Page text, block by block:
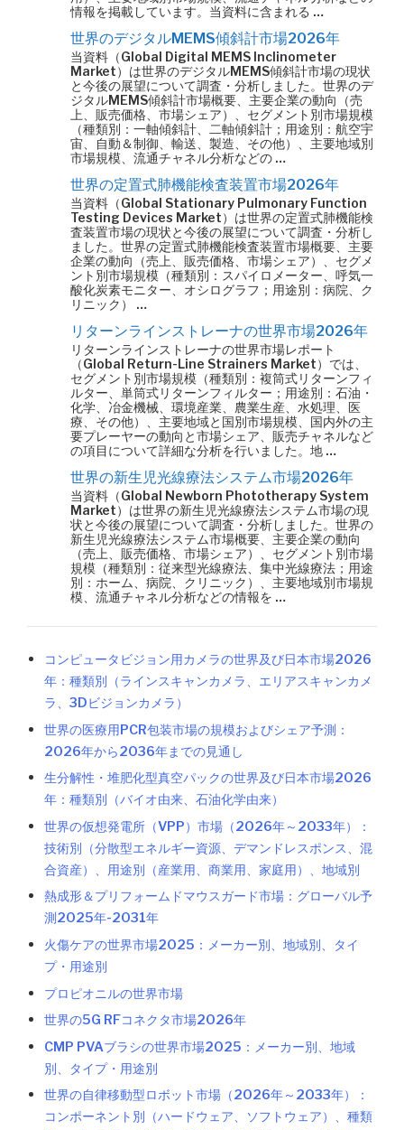
情報を掲載しています。当資料に含まれる …
世界のデジタルMEMS傾斜計市場2026年
当資料（Global Digital MEMS Inclinometer
Market）は世界のデジタルMEMS傾斜計市場の現状
と今後の展望について調査・分析しました。世界のデ
ジタルMEMS傾斜計市場概要、主要企業の動向（売
上、販売価格、市場シェア）、セグメント別市場規模
（種類別：一軸傾斜計、二軸傾斜計；用途別：航空宇
宙、自動＆制御、輸送、製造、その他）、主要地域別
市場規模、流通チャネル分析などの …
世界の定置式肺機能検査装置市場2026年
当資料（Global Stationary Pulmonary Function
Testing Devices Market）は世界の定置式肺機能検
査装置市場の現状と今後の展望について調査・分析し
ました。世界の定置式肺機能検査装置市場概要、主要
企業の動向（売上、販売価格、市場シェア）、セグメ
ント別市場規模（種類別：スパイロメーター、呼気一
酸化炭素モニター、オシログラフ；用途別：病院、ク
リニック） …
リターンラインストレーナの世界市場2026年
リターンラインストレーナの世界市場レポート
（Global Return-Line Strainers Market）では、
セグメント別市場規模（種類別：複筒式リターンフィ
ルター、単筒式リターンフィルター；用途別：石油・
化学、冶金機械、環境産業、農業生産、水処理、医
療、その他）、主要地域と国別市場規模、国内外の主
要プレーヤーの動向と市場シェア、販売チャネルなど
の項目について詳細な分析を行いました。地 …
世界の新生児光線療法システム市場2026年
当資料（Global Newborn Phototherapy System
Market）は世界の新生児光線療法システム市場の現
状と今後の展望について調査・分析しました。世界の
新生児光線療法システム市場概要、主要企業の動向
（売上、販売価格、市場シェア）、セグメント別市場
規模（種類別：従来型光線療法、集中光線療法；用途
別：ホーム、病院、クリニック）、主要地域別市場規
模、流通チャネル分析などの情報を …
コンピュータビジョン用カメラの世界及び日本市場2026
年：種類別（ラインスキャンカメラ、エリアスキャンカメ
ラ、3Dビジョンカメラ）
世界の医療用PCR包装市場の規模およびシェア予測：
2026年から2036年までの見通し
生分解性・堆肥化型真空パックの世界及び日本市場2026
年：種類別（バイオ由来、石油化学由来）
世界の仮想発電所（VPP）市場（2026年～2033年）：
技術別（分散型エネルギー資源、デマンドレスポンス、混
合資産）、用途別（産業用、商業用、家庭用）、地域別
熱成形＆プリフォームドマウスガード市場：グローバル予
測2025年-2031年
火傷ケアの世界市場2025：メーカー別、地域別、タイ
プ・用途別
プロピオニルの世界市場
世界の5G RFコネクタ市場2026年
CMP PVAブラシの世界市場2025：メーカー別、地域
別、タイプ・用途別
世界の自律移動型ロボット市場（2026年～2033年）：
コンポーネント別（ハードウェア、ソフトウェア）、種類